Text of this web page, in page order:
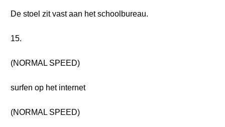
De stoel zit vast aan het schoolbureau.
15.
(NORMAL SPEED)
surfen op het internet
(NORMAL SPEED)